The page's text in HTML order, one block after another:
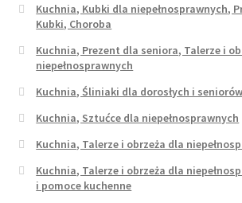
Kuchnia, Kubki dla niepełnosprawnych,
Kubki, Choroba
Kuchnia, Prezent dla seniora, Talerze i
niepełnosprawnych
Kuchnia, Śliniaki dla dorosłych i seniorów
Kuchnia, Sztućce dla niepełnosprawnych
Kuchnia, Talerze i obrzeża dla
Kuchnia, Talerze i obrzeża dla
i pomoce kuchenne